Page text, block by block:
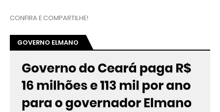
CONFIRA E COMPARTILHE!
GOVERNO ELMANO